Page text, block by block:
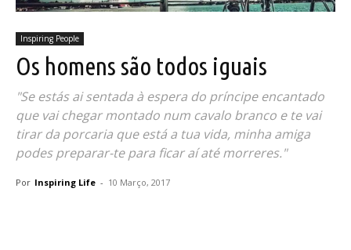
Inspiring People
Os homens são todos iguais
"Se estás ai sentada à espera do príncipe encantado
que vai chegar montado num cavalo branco e te vai
tirar da porcaria que está a tua vida, minha amiga
podes preparar-te para ficar aí até morreres."
Por Inspiring Life - 10 Março, 2017